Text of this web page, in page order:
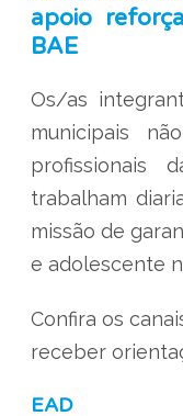
apoio
BAE
Os/as
municipais
profissionais
trabalham
missão de
e adolescente
Confira os
receber
EAD